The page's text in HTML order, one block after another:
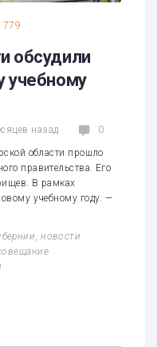
779
обсудили
учебному
назад 0
области прошло
правительства. Его
В рамках
учебному году. —
,новости